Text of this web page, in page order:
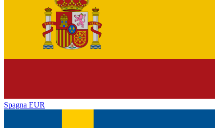
Spagna EUR